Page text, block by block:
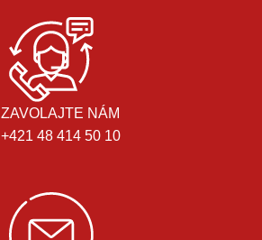
ZAVOLAJTE NÁM
+421 48 414 50 10